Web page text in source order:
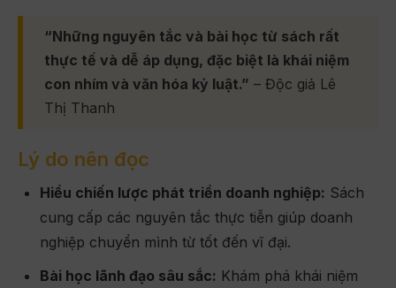
“Những nguyên tắc và bài học từ sách rất
thực tế và dễ áp dụng, đặc biệt là khái niệm
con nhím và văn hóa kỷ luật.” – Độc giả Lê
Thị Thanh
Lý do nên đọc
Hiểu chiến lược phát triển doanh nghiệp: Sách
cung cấp các nguyên tắc thực tiễn giúp doanh
nghiệp chuyển mình từ tốt đến vĩ đại.
Bài học lãnh đạo sâu sắc: Khám phá khái niệm